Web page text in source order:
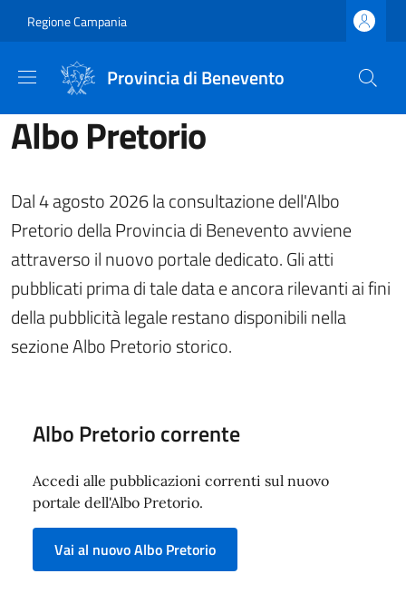
Regione Campania
Provincia di Benevento
Albo Pretorio
Dal 4 agosto 2026 la consultazione dell'Albo
Pretorio della Provincia di Benevento avviene
attraverso il nuovo portale dedicato. Gli atti
pubblicati prima di tale data e ancora rilevanti ai fini
della pubblicità legale restano disponibili nella
sezione Albo Pretorio storico.
Albo Pretorio corrente
Accedi alle pubblicazioni correnti sul nuovo
portale dell'Albo Pretorio.
Vai al nuovo Albo Pretorio